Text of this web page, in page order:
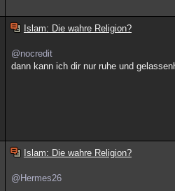
Islam: Die wahre Religion?
@nocredit
dann kann ich dir nur ruhe und
Islam: Die wahre Religion?
@Hermes26